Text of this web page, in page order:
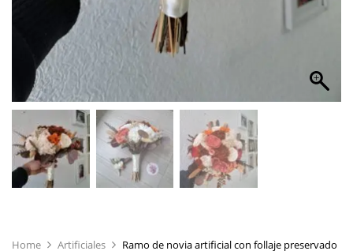
Home Artificiales Ramo de novia artificial con follaje preservado